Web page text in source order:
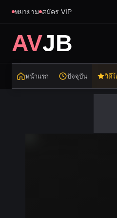
พยายาม สมัคร VIP
AVJB
หน้าแรก ปัจจุบัน วิดี